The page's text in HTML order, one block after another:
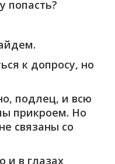
попасть?
к допросу, но
подлец, и всю
прикроем. Но
связаны со
и в глазах